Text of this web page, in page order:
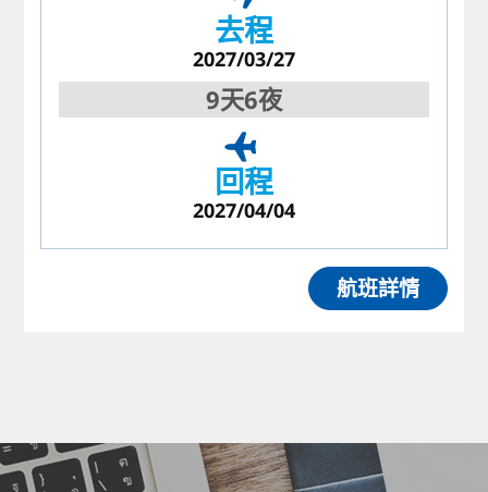
去程
2027/03/27
9天6夜
回程
2027/04/04
航班詳情